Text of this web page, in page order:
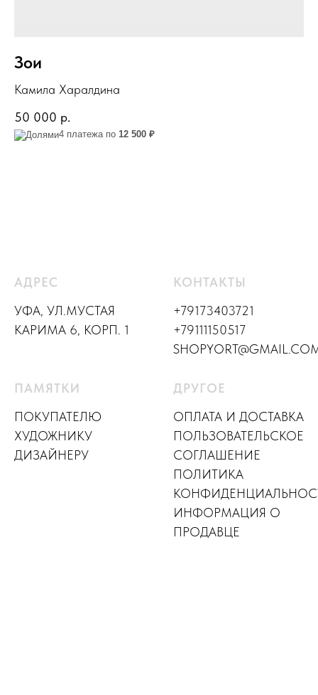
Зои
Камила Харалдина
50 000 р.
4 платежа по 12 500 ₽
АДРЕС
УФА, УЛ.МУСТАЯ
КАРИМА 6, КОРП. 1
КОНТАКТЫ
+79173403721
+79111150517
ПАМЯТКИ
ПОКУПАТЕЛЮ
ХУДОЖНИКУ
ДИЗАЙНЕРУ
ДРУГОЕ
ОПЛАТА И ДОСТАВКА
ПОЛЬЗОВАТЕЛЬСКОЕ
СОГЛАШЕНИЕ
ПОЛИТИКА
ИНФОРМАЦИЯ О
ПРОДАВЦЕ